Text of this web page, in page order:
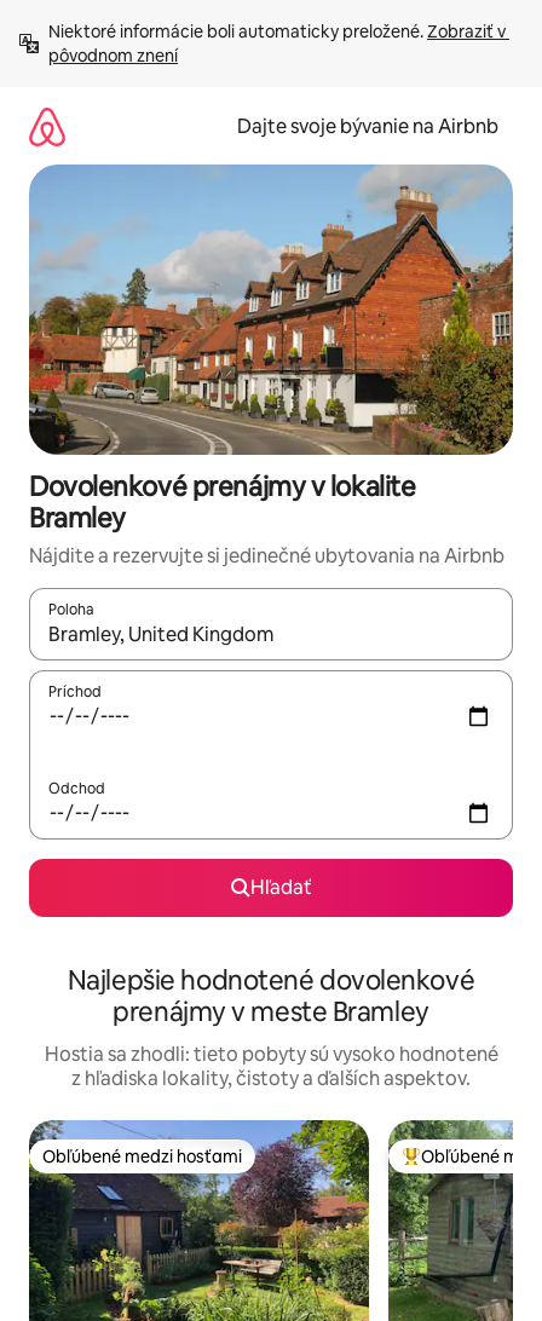
obsah.
Niektoré informácie boli automaticky preložené. Zobraziť v
pôvodnom znení
Dajte svoje bývanie na Airbnb
Dovolenkové prenájmy v lokalite
Bramley
Nájdite a rezervujte si jedinečné ubytovania na Airbnb
Poloha
Keď budú výsledky k dispozícii, môžete si ich prechádzať
Príchod
Odchod
Hľadať
Najlepšie hodnotené dovolenkové
prenájmy v meste Bramley
Hostia sa zhodli: tieto pobyty sú vysoko hodnotené
z hľadiska lokality, čistoty a ďalších aspektov.
Obľúbené medzi hosťami
Obľúbené medzi hosťami Najobľúbenejšie
Obľúbené